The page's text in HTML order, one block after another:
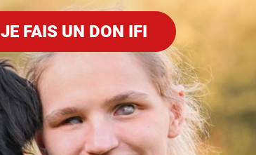
JE FAIS UN DON IFI